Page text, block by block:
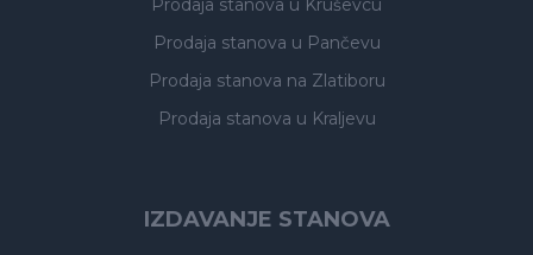
Prodaja stanova u Kruševcu
Prodaja stanova u Pančevu
Prodaja stanova na Zlatiboru
Prodaja stanova u Kraljevu
IZDAVANJE STANOVA